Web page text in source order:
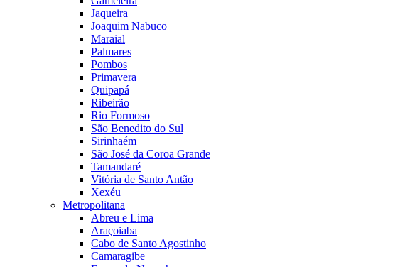
Jaqueira
Joaquim Nabuco
Maraial
Palmares
Pombos
Primavera
Quipapá
Ribeirão
Rio Formoso
São Benedito do Sul
Sirinhaém
São José da Coroa Grande
Tamandaré
Vitória de Santo Antão
Xexéu
Metropolitana
Abreu e Lima
Araçoiaba
Cabo de Santo Agostinho
Camaragibe